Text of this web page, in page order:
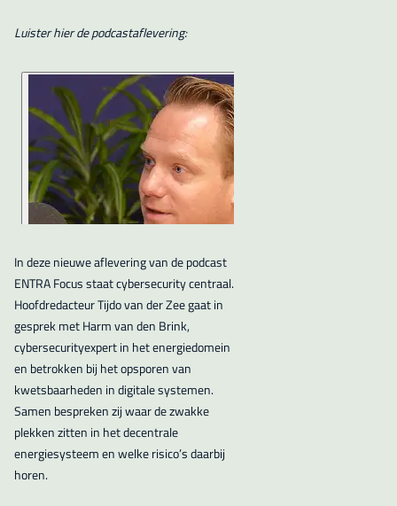
Luister hier de podcastaflevering:
In deze nieuwe aflevering van de podcast
ENTRA Focus staat cybersecurity centraal.
Hoofdredacteur Tijdo van der Zee gaat in
gesprek met Harm van den Brink,
cybersecurityexpert in het energiedomein
en betrokken bij het opsporen van
kwetsbaarheden in digitale systemen.
Samen bespreken zij waar de zwakke
plekken zitten in het decentrale
energiesysteem en welke risico’s daarbij
horen.